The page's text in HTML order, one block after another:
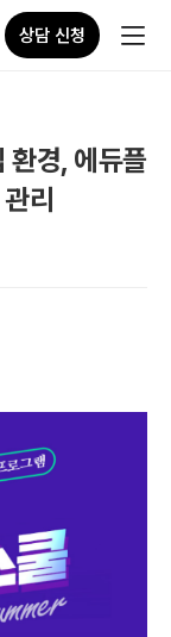
상담 신청
환경, 에듀플
리